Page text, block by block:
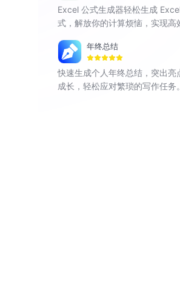
Excel 公式生成器轻松生成
式，解放你的计算烦恼，实现高
年终总结
快速生成个人年终总结，突出亮
成长，轻松应对繁琐的写作任务。